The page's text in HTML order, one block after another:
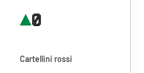
0
Cartellini rossi